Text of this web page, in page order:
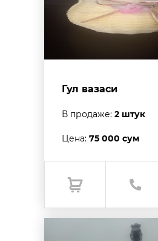
Гул вазаси
В продаже: 2 штук
Цена: 75 000 сум